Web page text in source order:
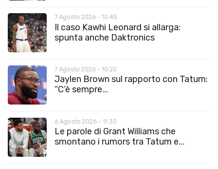
7 Agosto 2026 - 10:45
Il caso Kawhi Leonard si allarga:
spunta anche Daktronics
7 Agosto 2026 - 10:20
Jaylen Brown sul rapporto con Tatum:
“C’è sempre...
6 Agosto 2026 - 11:30
Le parole di Grant Williams che
smontano i rumors tra Tatum e...